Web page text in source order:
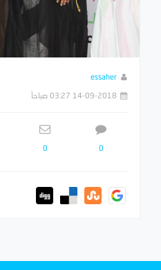
essaher
14-09-2018 03:27 صباحاً
0
0